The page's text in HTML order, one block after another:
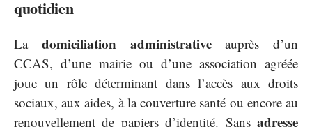
quotidien
La domiciliation administrativeauprès d’un
CCAS, d’une mairie ou d’une association agréée
joue un rôle déterminant dans l’accès aux droits
sociaux, aux aides, à la couverture santé ou encore au
renouvellement de papiers d’identité. Sans adresse